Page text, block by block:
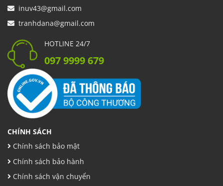
inuv43@gmail.com
tranhdana@gmail.com
HOTLINE 24/7
097 9999 679
CHÍNH SÁCH
Chính sách bảo mật
Chính sách bảo hành
Chính sách vận chuyển